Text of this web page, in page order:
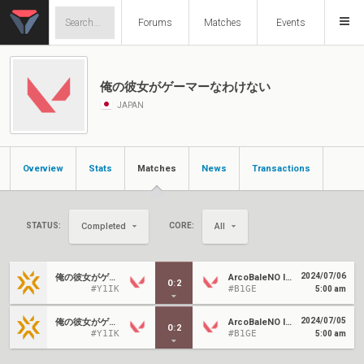
Forums Matches Events
俺の彼女がゲーマーなわけない
JAPAN
Overview Stats Matches News Transactions
STATUS: Completed CORE: All
俺の彼女がゲーマーなわけない
#Y1IK
0:2
ArcoBaleNO IRIS
#B1GE
2024/07/06
5:00 am
俺の彼女がゲーマーなわけない
#Y1IK
0:2
ArcoBaleNO IRIS
#B1GE
2024/07/05
5:00 am